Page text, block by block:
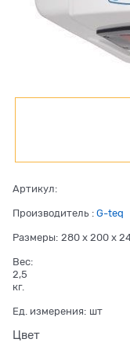
Артикул:
Производитель : G-teq
Размеры: 280 x 200 x
Вес:
2,5
кг.
Ед. измерения: шт
Цвет